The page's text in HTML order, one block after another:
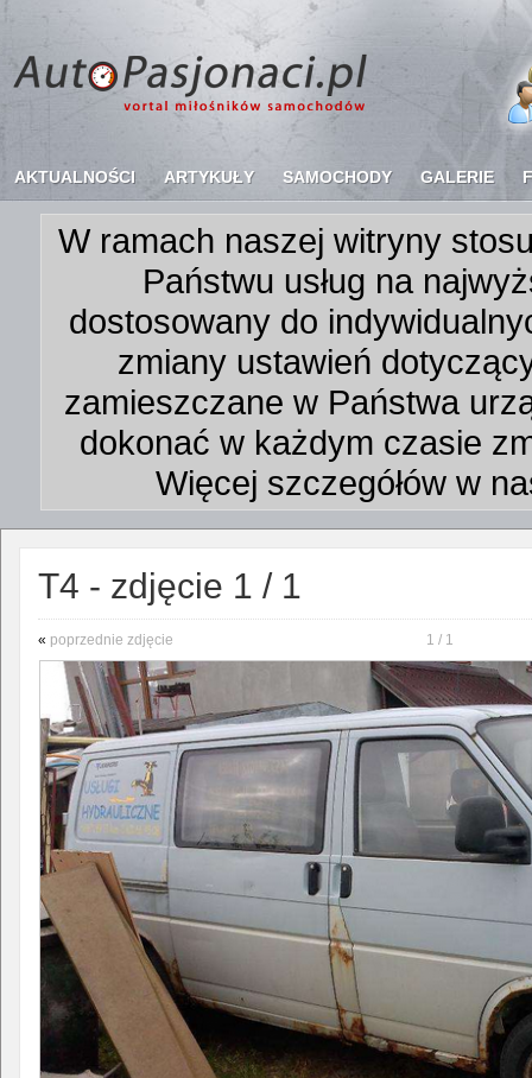
AKTUALNOŚCI ARTYKUŁY SAMOCHODY GALERIE
W ramach naszej witryny
Państwu usług na
dostosowany do
zmiany ustawień
zamieszczane w Państwa
dokonać w każdym czasie
Więcej szczegółów w
T4 - zdjęcie 1 / 1
« poprzednie zdjęcie 1 / 1